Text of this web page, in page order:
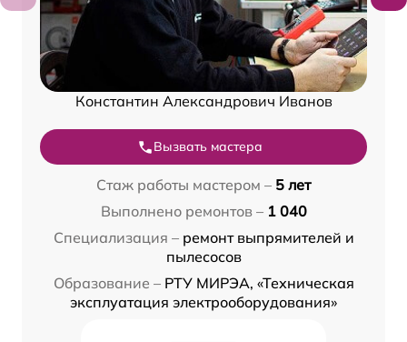
Константин Александрович Иванов
Вызвать мастера
Стаж работы мастером – 5 лет
Выполнено ремонтов – 1 040
Специализация – ремонт выпрямителей и
пылесосов
Образование – РТУ МИРЭА, «Техническая
эксплуатация электрооборудования»